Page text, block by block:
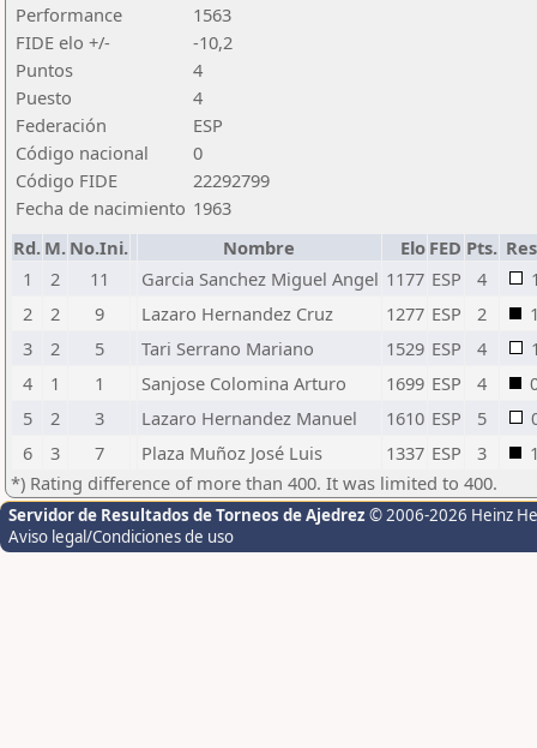
Performance
1563
FIDE elo +/-
-10,2
Puntos
4
Puesto
4
Federación
ESP
Código nacional
0
Código FIDE
22292799
Fecha de nacimiento 1963
Rd. M. No.Ini. Nombre Elo FED Pts.
1
2 11 Garcia Sanchez Miguel Angel 1177 ESP 4
2
2 9 Lazaro Hernandez Cruz 1277 ESP 2
3
2 5 Tari Serrano Mariano 1529 ESP 4
4
1 1 Sanjose Colomina Arturo 1699 ESP 4
5
2 3 Lazaro Hernandez Manuel 1610 ESP 5
6
3 7 Plaza Muñoz José Luis 1337 ESP 3
*) Rating difference of more than 400. It was limited to 400.
Servidor de Resultados de Torneos de Ajedrez © 2006-2026 Heinz
Aviso legal/Condiciones de uso